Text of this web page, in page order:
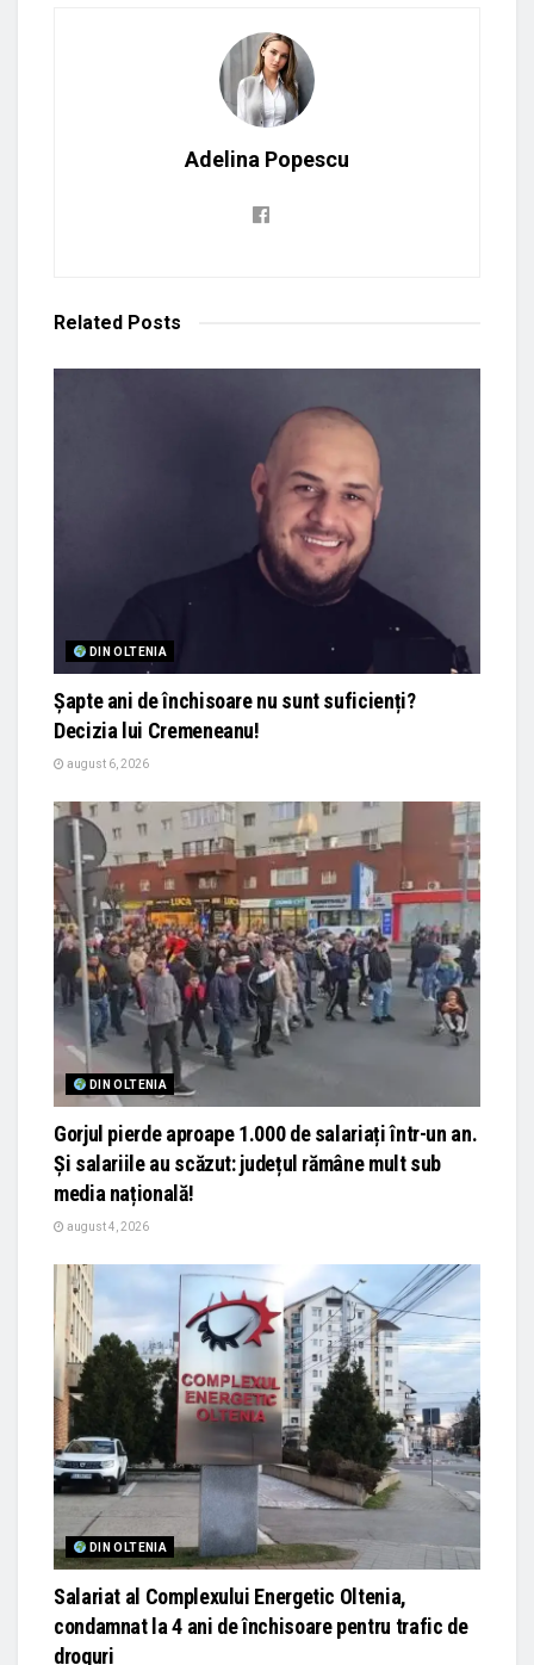
Adelina Popescu
Related Posts
DIN OLTENIA
Șapte ani de închisoare nu sunt suficienți?
Decizia lui Cremeneanu!
august 6, 2026
DIN OLTENIA
Gorjul pierde aproape 1.000 de salariați într-un an.
Și salariile au scăzut: județul rămâne mult sub
media națională!
august 4, 2026
DIN OLTENIA
Salariat al Complexului Energetic Oltenia,
condamnat la 4 ani de închisoare pentru trafic de
droguri